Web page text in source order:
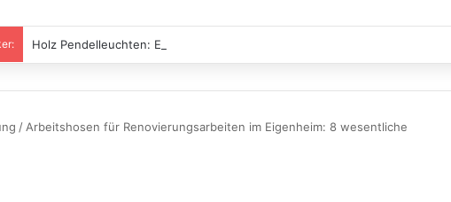
Holz Pendelleuchten: Eleganz und Nachhaltigkeit für Ihr Zuhause
/Arbeitshosen für Renovierungsarbeiten im Eigenheim: 8 wesentliche